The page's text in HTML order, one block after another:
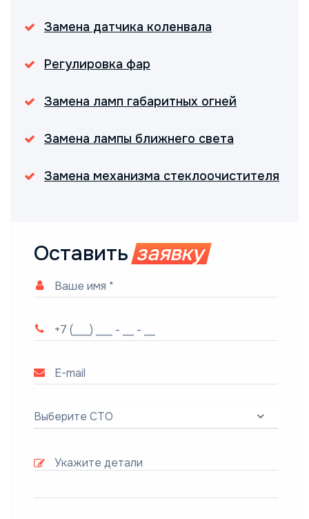
Замена датчика коленвала
Регулировка фар
Замена ламп габаритных огней
Замена лампы ближнего света
Замена механизма стеклоочистителя
Оставить заявку
Выберите СТО